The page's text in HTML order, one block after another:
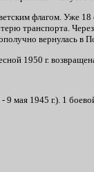
флагом. Уже
транспорта.
вернулась в
1950 г.
мая 1945 г.). 1